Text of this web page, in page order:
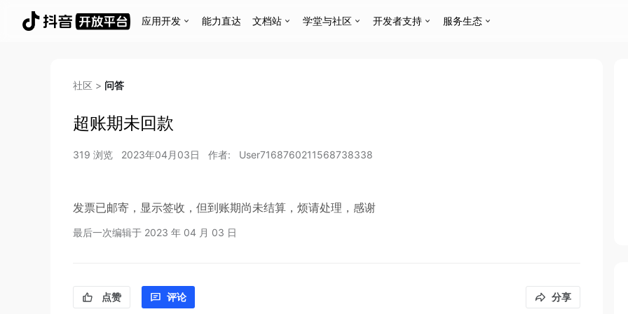
应用开发 能力直达 文档站 学堂与社区 开发者支持 服务生态
社区 > 问答
超账期未回款
319 浏览 2023年04月03日 作者: User7168760211568738338
发票已邮寄，显示签收，但到账期尚未结算，烦请处理，感谢
最后一次编辑于 2023 年 04 月 03 日
点赞 评论 分享